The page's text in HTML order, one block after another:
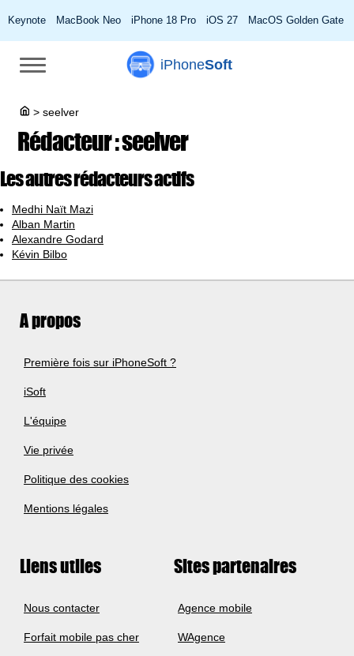
Keynote MacBook Neo iPhone 18 Pro iOS 27 MacOS Golden Gate
iPhoneSoft
> seelver
Rédacteur :seelver
Les autres rédacteurs actifs
Medhi Naït Mazi
Alban Martin
Alexandre Godard
Kévin Bilbo
A propos
Première fois sur iPhoneSoft ?
iSoft
L'équipe
Vie privée
Politique des cookies
Mentions légales
Liens utiles
Nous contacter
Forfait mobile pas cher
Sites partenaires
Agence mobile
WAgence